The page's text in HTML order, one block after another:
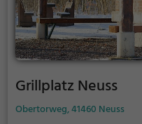
Grillplatz Neuss
Obertorweg, 41460 Neuss